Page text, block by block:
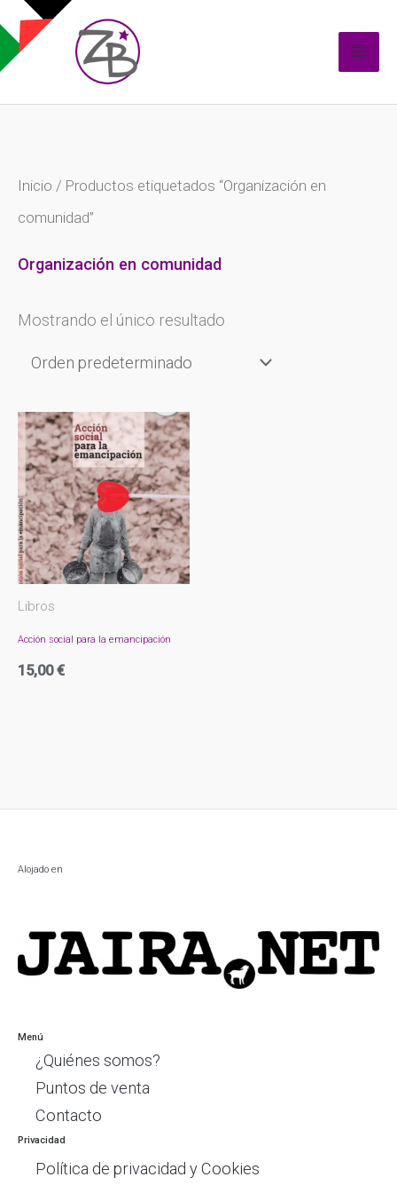
Inicio / Productos etiquetados “Organización en
comunidad”
Organización en comunidad
Mostrando el único resultado
Libros
Acción social para la emancipación
15,00€
Alojado en
Menú
¿Quiénes somos?
Puntos de venta
Contacto
Privacidad
Política de privacidad y Cookies